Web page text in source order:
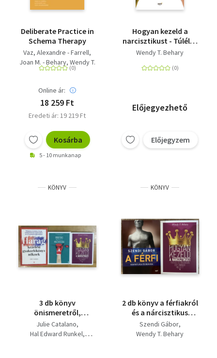
Deliberate Practice in
Schema Therapy
Vaz, Alexandre - Farrell,
Joan M. - Behary, Wendy T.
- Rousmaniere, Tony
Online ár:
18 259 Ft
Eredeti ár: 19 219 Ft
Kosárba
5 - 10 munkanap
Hogyan kezeld a
narcisztikust - Túlélés
és boldogság egy
Wendy T. Behary
Előjegyezhető
Előjegyzem
KÖNYV
3 db könyv
önismeretről,
párkapcsolatról,
házasságról -
Julie Catalano
Hal Edward Runkel
KÖNYV
2 db könyv a férfiakról
és a nárcisztikus
személyiségzavarról -
A férfi hanyatlása és
Szendi Gábor
Wendy T. Behary